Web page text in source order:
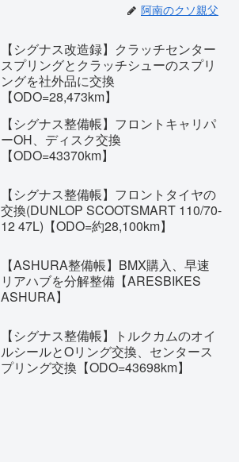
阿南のクソ親父
【シグナス改造録】クラッチセンター
スプリングとクラッチシューのスプリ
ングを社外品に交換
【ODO=28,473km】
【シグナス整備帳】フロントキャリパ
ーOH、ディスク交換
【ODO=43370km】
【シグナス整備帳】フロントタイヤの
交換(DUNLOP SCOOTSMART 110/70-
12 47L)【ODO=約28,100km】
【ASHURA整備帳】BMX購入、早速
リアハブを分解整備【ARESBIKES
ASHURA】
【シグナス整備帳】トルクカムのオイ
ルシールとOリング交換、センタース
プリング交換【ODO=43698km】